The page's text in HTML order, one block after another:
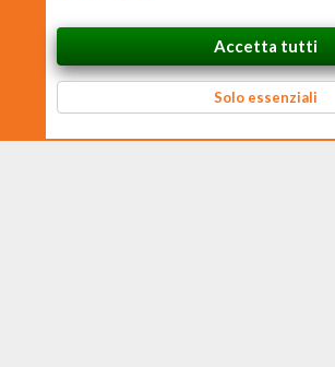
CHEFS.0 Training S.R.L. – Via Ferruccio Ferrari, 2 –
P. IVA 02938170350 – CF e N. Iscrizione Registro
REA RE 326384 – Cap. Soc. € 10.000 i.v.
Accetta tutti
Solo essenziali